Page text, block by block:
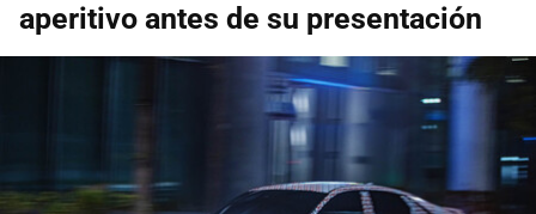
aperitivo antes de su presentación